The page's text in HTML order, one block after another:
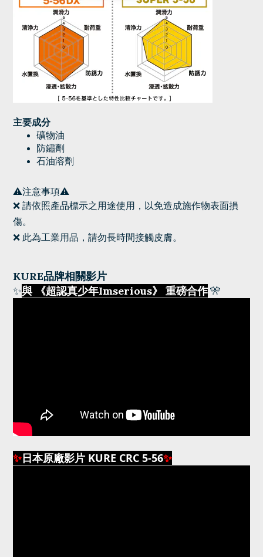
主要成分
礦物油
防鏽劑
石油溶劑
⚠️注意事項⚠️
❌ 請依照產品標示之用途使用，以免造成施作物表面損
傷。
❌ 此為工業用品，請勿長時間接觸皮膚。
KURE品牌相關影片
✨與 《超認真少年Imserious》 重磅合作🎌
✨日本原廠影片 KURE CRC 5-56✨